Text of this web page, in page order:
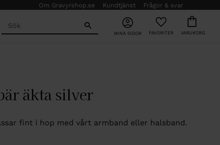
Om Gravyrshop.se Kundtjänst Frågor & svar
MINA SIDOR
FAVORITER
KUNDVAGN
äkta silver
fint i hop med vårt armband eller halsband.